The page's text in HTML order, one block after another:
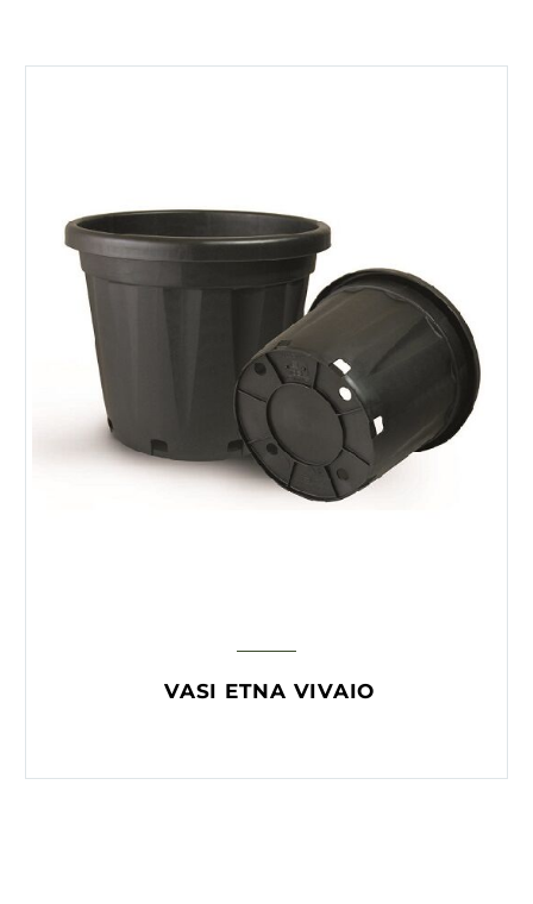
VASI ETNA VIVAIO